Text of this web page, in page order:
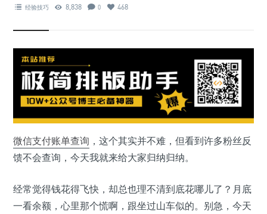
经验技巧 8,838 0 468
微信支付账单查询 ，这个其实并不难，但看到许多粉丝反
馈不会查询，今天我就来给大家归纳归纳。
经常觉得钱花得飞快，却总也理不清到底花哪儿了？月底
一看余额，心里那个慌啊，跟坐过山车似的。别急，今天